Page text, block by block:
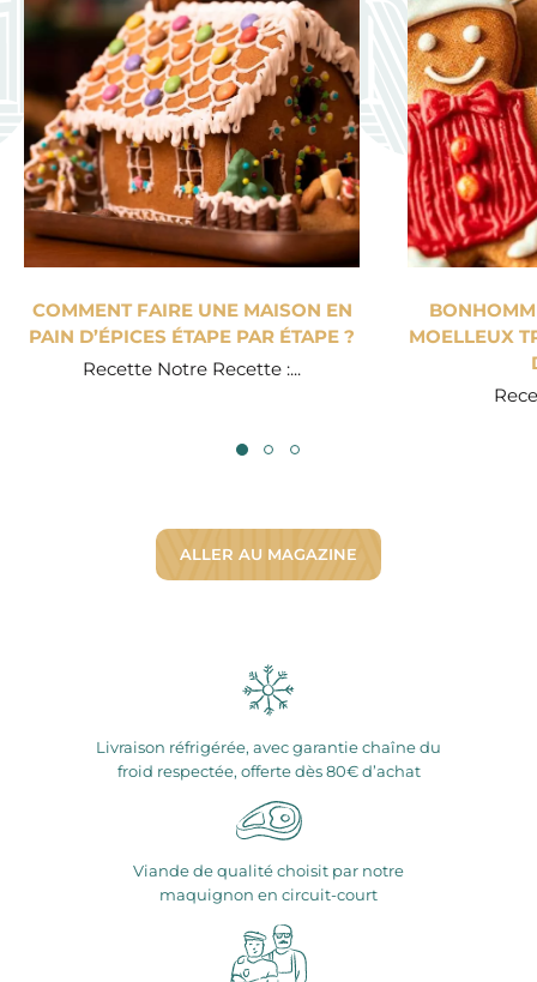
COMMENT FAIRE UNE MAISON EN
PAIN D’ÉPICES ÉTAPE PAR ÉTAPE ?
Recette Notre Recette :...
MOELLEUX
ALLER AU MAGAZINE
Livraison réfrigérée, avec garantie chaîne du
froid respectée, offerte dès 80€ d’achat
Viande de qualité choisit par notre
maquignon en circuit-court